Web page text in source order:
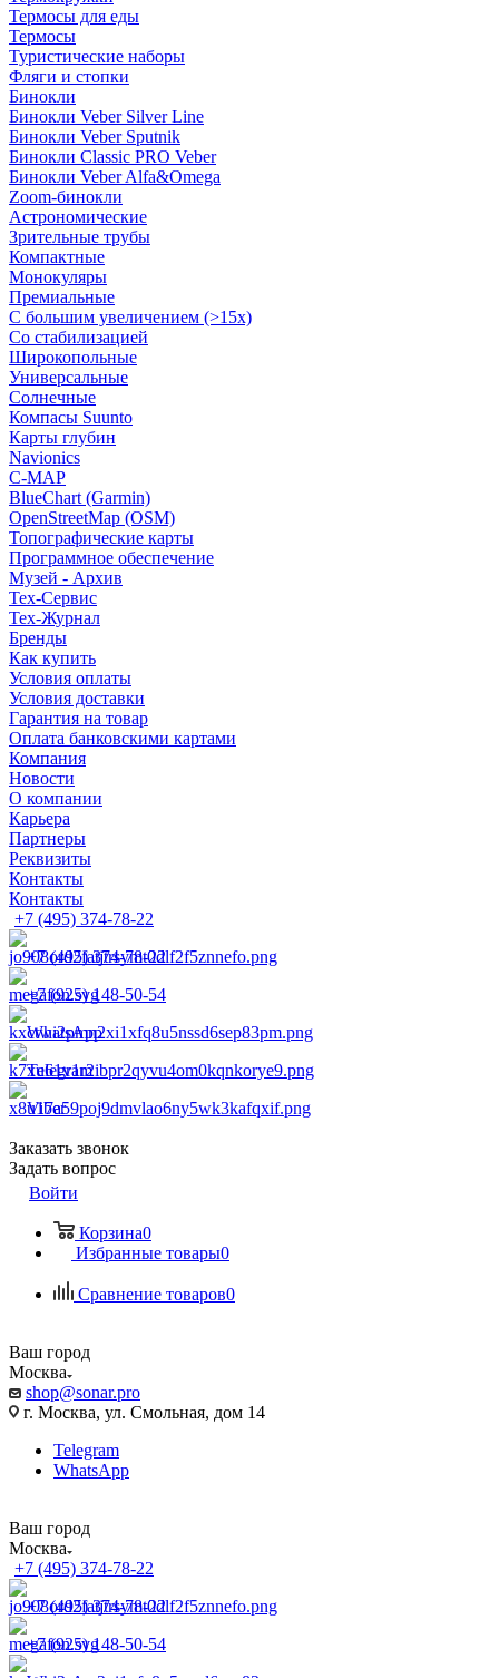
Термосы для еды
Термосы
Туристические наборы
Фляги и стопки
Бинокли
Бинокли Veber Silver Line
Бинокли Veber Sputnik
Бинокли Classic PRO Veber
Бинокли Veber Alfa&Omega
Zoom-бинокли
Астрономические
Зрительные трубы
Компактные
Монокуляры
Премиальные
С большим увеличением (>15x)
Со стабилизацией
Широкопольные
Универсальные
Солнечные
Компасы Suunto
Карты глубин
Navionics
C-MAP
BlueChart (Garmin)
OpenStreetMap (OSM)
Топографические карты
Программное обеспечение
Музей - Архив
Tex-Сервис
Тех-Журнал
Бренды
Как купить
Условия оплаты
Условия доставки
Гарантия на товар
Оплата банковскими картами
Компания
Новости
О компании
Карьера
Партнеры
Реквизиты
Контакты
Контакты
+7 (495) 374-78-22
+7 (495) 374-78-22
+7 (925) 148-50-54
WhatsApp
Telegram
Viber
Заказать звонок
Задать вопрос
Войти
Корзина0
Избранные товары0
Сравнение товаров0
Ваш город
Москва
shop@sonar.pro
г. Москва, ул. Смольная, дом 14
Telegram
WhatsApp
Ваш город
Москва
+7 (495) 374-78-22
+7 (495) 374-78-22
+7 (925) 148-50-54